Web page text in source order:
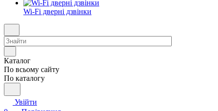
Wi-Fi дверні дзвінки
Каталог
По всьому сайту
По каталогу
Увійти